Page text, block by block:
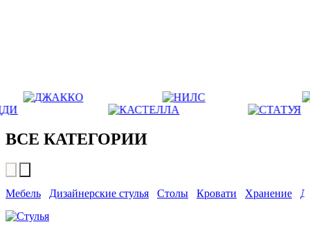
ВСЕ КАТЕГОРИИ
Мебель Дизайнерские стулья Столы Кровати Хранение